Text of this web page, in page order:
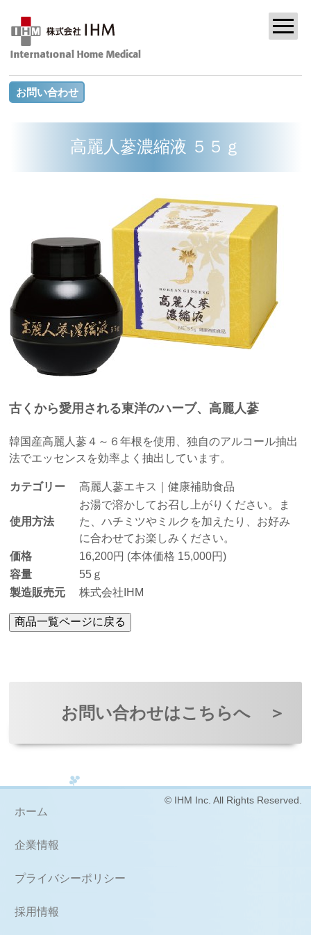
お問い合わせ
高麗人蔘濃縮液 ５５ｇ
古くから愛用される東洋のハーブ、高麗人蔘
韓国産高麗人蔘４～６年根を使用、独自のアルコール抽出
法でエッセンスを効率よく抽出しています。
カテゴリー 高麗人蔘エキス｜健康補助食品
使用方法
お湯で溶かしてお召し上がりください。ま
た、ハチミツやミルクを加えたり、お好み
に合わせてお楽しみください。
価格
16,200円 (本体価格 15,000円)
容量
55ｇ
製造販売元
株式会社IHM
お問い合わせはこちらへ ＞
ホーム
企業情報
プライバシーポリシー
採用情報
© IHM Inc. All Rights Reserved.